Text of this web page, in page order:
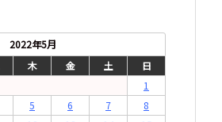
2022年5月
木 金 土
日
1
5 6 7
8